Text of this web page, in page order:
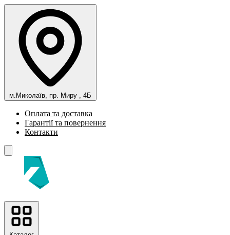
м.Миколаїв, пр. Миру , 4Б
Оплата та доставка
Гарантії та повернення
Контакти